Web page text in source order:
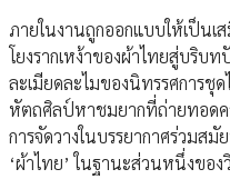
ภายในงานถูกออกแบบให้เป็นเ
โยงรากเหง้าของผ้าไทยสู่บริบ
ละเมียดละไมของนิทรรศการชุ
หัตถศิลป์หาชมยากที่ถ่ายทอดค
การจัดวางในบรรยากาศร่วมส
‘ผ้าไทย’ ในฐานะส่วนหนึ่งของ